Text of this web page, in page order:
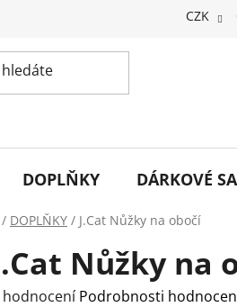
CZK
DOPLŇKY DÁRKOVÉ
Domů
/ DOPLŇKY / J.Cat Nůžky na obočí
Nůžky na
hodnocení Podrobnosti